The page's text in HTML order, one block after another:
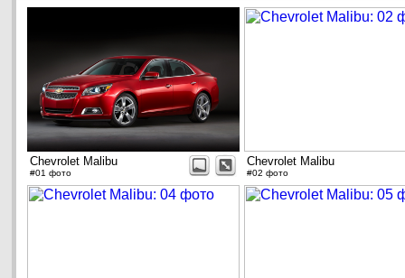
Chevrolet Malibu
#01 фото
Chevrolet Malibu
#02 фото